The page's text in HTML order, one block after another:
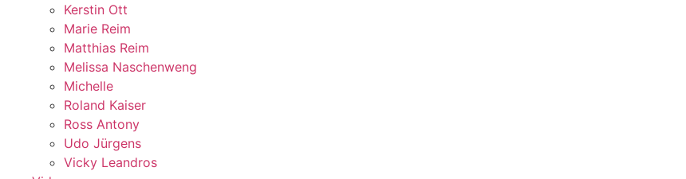
Kerstin Ott
Marie Reim
Matthias Reim
Melissa Naschenweng
Michelle
Roland Kaiser
Ross Antony
Udo Jürgens
Vicky Leandros